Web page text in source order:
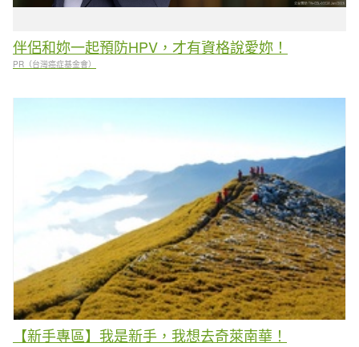
伴侶和妳一起預防HPV，才有資格說愛妳！
PR（台灣癌症基金會）
【新手專區】我是新手，我想去奇萊南華！